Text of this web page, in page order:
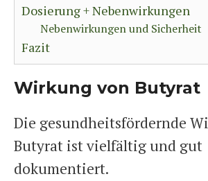
Dosierung + Nebenwirkungen
Nebenwirkungen und Sicherheit
Fazit
Wirkung von Butyrat
Die gesundheitsfördernde
Butyrat ist vielfältig und gut
dokumentiert.